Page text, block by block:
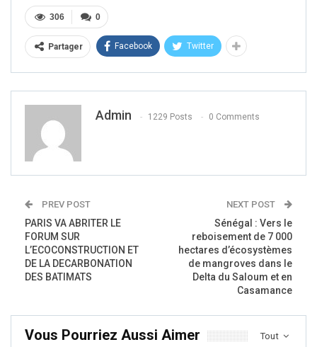
0
306
Partager Facebook Twitter
Admin 1229 Posts 0 Comments
PREV POST
PARIS VA ABRITER LE
FORUM SUR
L’ECOCONSTRUCTION ET
DE LA DECARBONATION
DES BATIMATS
NEXT POST
Sénégal : Vers le
reboisement de 7 000
hectares d’écosystèmes
de mangroves dans le
Delta du Saloum et en
Casamance
Tout
Vous Pourriez Aussi Aimer